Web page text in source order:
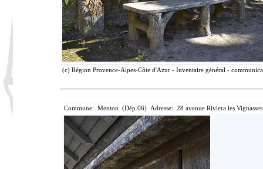
(c) Région Provence-Alpes-Côte d'Azur - Inventaire général -
Commune: Menton (Dép.06) Adresse: 28 avenue Riviera les